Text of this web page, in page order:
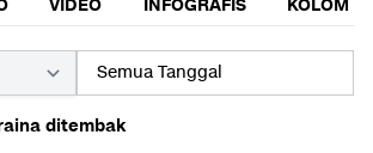
VIDEO INFOGRAFIS KOLOM
ditembak